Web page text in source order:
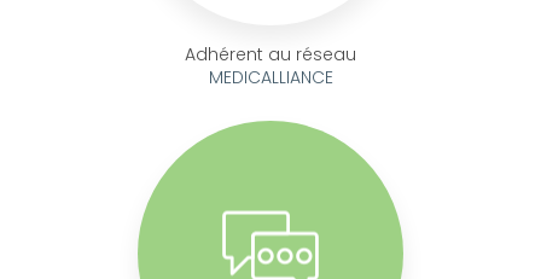
Adhérent au réseau
MEDICALLIANCE